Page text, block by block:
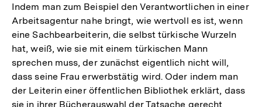
Indem man zum Beispiel den Verantwortlichen in einer
Arbeitsagentur nahe bringt, wie wertvoll es ist, wenn
eine Sachbearbeiterin, die selbst türkische Wurzeln
hat, weiß, wie sie mit einem türkischen Mann
sprechen muss, der zunächst eigentlich nicht will,
dass seine Frau erwerbstätig wird. Oder indem man
der Leiterin einer öffentlichen Bibliothek erklärt, dass
sie in ihrer Bücherauswahl der Tatsache gerecht